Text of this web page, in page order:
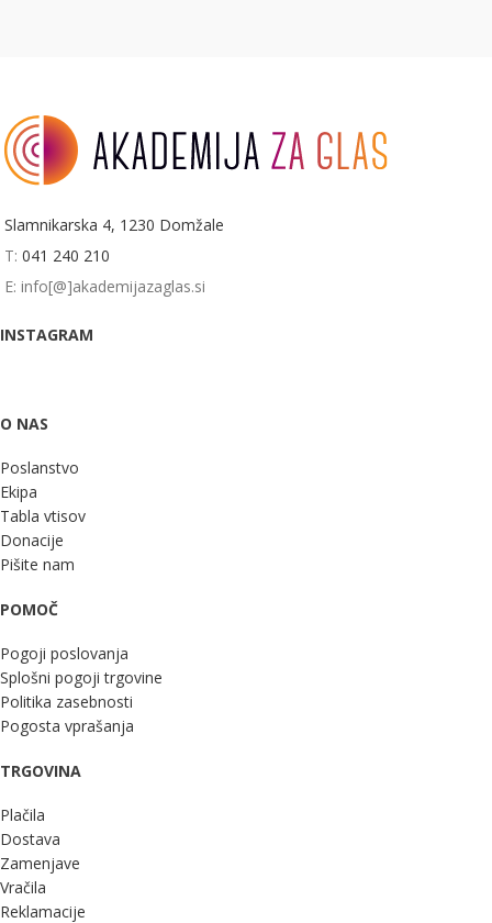
Slamnikarska 4, 1230 Domžale
T: 041 240 210
E: info[@]akademijazaglas.si
INSTAGRAM
O NAS
Poslanstvo
Ekipa
Tabla vtisov
Donacije
Pišite nam
POMOČ
Pogoji poslovanja
Splošni pogoji trgovine
Politika zasebnosti
Pogosta vprašanja
TRGOVINA
Plačila
Dostava
Zamenjave
Vračila
Reklamacije